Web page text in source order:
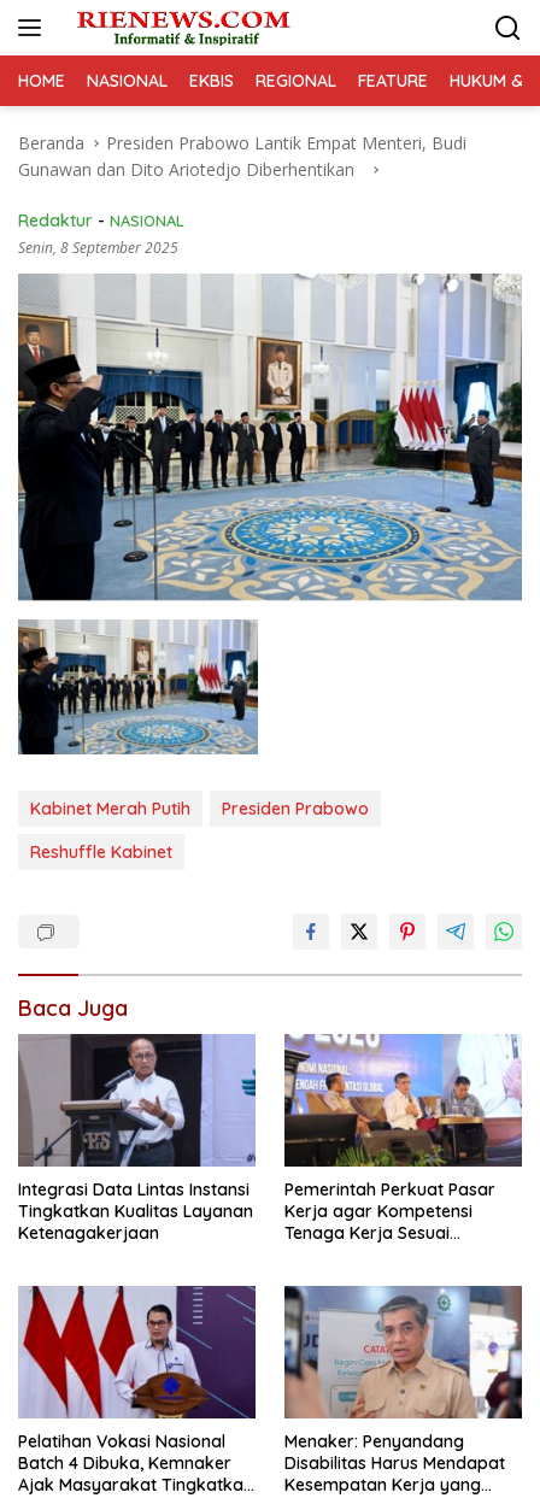
HOME NASIONAL EKBIS REGIONAL FEATURE HUKUM &
Beranda
Presiden Prabowo Lantik Empat Menteri, Budi
Gunawan dan Dito Ariotedjo Diberhentikan
Redaktur - NASIONAL
Senin, 8 September 2025
Kabinet Merah Putih
Presiden Prabowo
Reshuffle Kabinet
Baca Juga
Integrasi Data Lintas Instansi
Tingkatkan Kualitas Layanan
Ketenagakerjaan
Pemerintah Perkuat Pasar
Kerja agar Kompetensi
Tenaga Kerja Sesuai
Pelatihan Vokasi Nasional
Batch 4 Dibuka, Kemnaker
Ajak Masyarakat Tingkatkan
Menaker: Penyandang
Disabilitas Harus Mendapat
Kesempatan Kerja yang